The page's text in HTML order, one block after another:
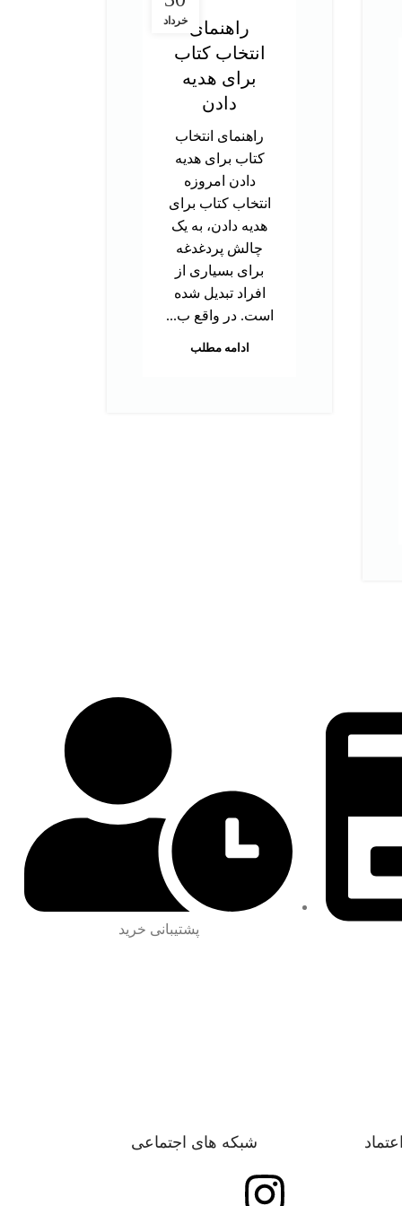
خرداد
راهنمای
انتخاب کتاب
برای هدیه
دادن
راهنمای انتخاب
کتاب برای هدیه
دادن امروزه
انتخاب کتاب برای
هدیه دادن، به یک
چالش پردغدغه
برای بسیاری از
افراد تبدیل شده
است. در واقع ب...
ادامه مطلب
پشتیبانی خرید
شبکه های اجتماعی